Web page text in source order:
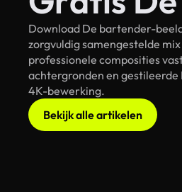
Download De bartender-
zorgvuldig samengestelde
professionele composities
achtergronden en
4K-bewerking.
Bekijk alle artikelen